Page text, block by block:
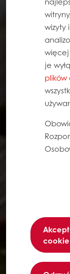
wizyty
je
cookie